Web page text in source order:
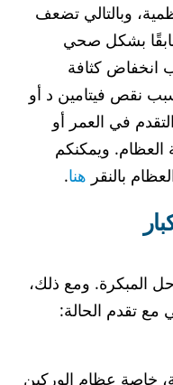
وبالتالي تضعف
سابقًا بشكل صحي
كثافة
نقص فيتامين د أو
في العمر أو
ويمكنكم
بالنقر هنا.
المبكرة. ومع ذلك،
تقدم الحالة:
خاصة عظام الوركين